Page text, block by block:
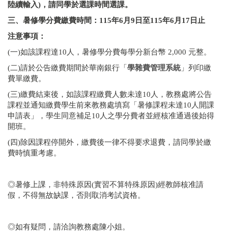
陸續輸入)，請同學於選課時間選課。
三、暑修學分費繳費時間： 115年6月9日至115年6月17日止
注意事項：
(一)如該課程達10人，暑修學分費每學分新台幣 2,000 元整。
(二)請於公告繳費期間於華南銀行「 學雜費管理系統」列印繳
費單繳費。
(三)繳費結束後，如該課程繳費人數未達10人，教務處將公告
課程並通知繳費學生前來教務處填寫「暑修課程未達10人開課
申請表」，學生同意補足10人之學分費者並經核准通過後始得
開班。
(四)除因課程停開外，繳費後一律不得要求退費，請同學於繳
費時慎重考慮。
◎暑修上課，非特殊原因(實習不算特殊原因)經教師核准請
假，不得無故缺課，否則取消考試資格。
◎如有疑問，請洽詢教務處陳小姐。